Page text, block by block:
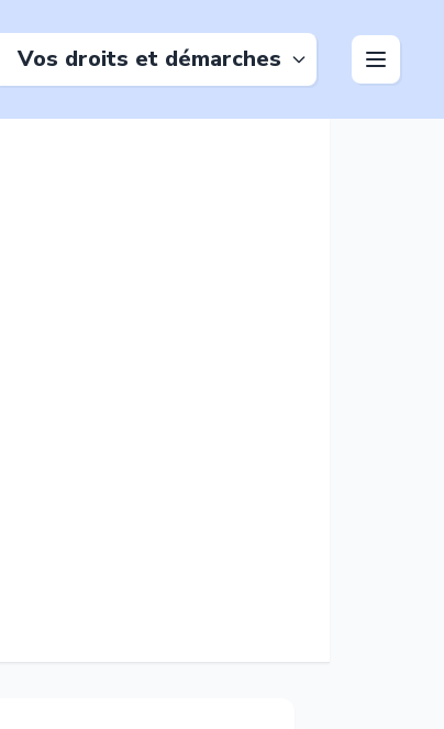
Vos droits et démarches